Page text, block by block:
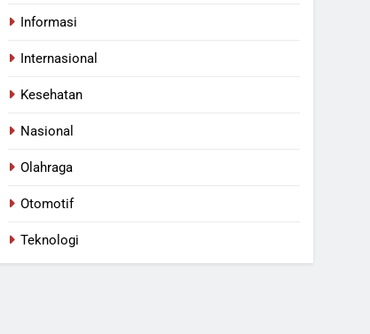
Informasi
Internasional
Kesehatan
Nasional
Olahraga
Otomotif
Teknologi